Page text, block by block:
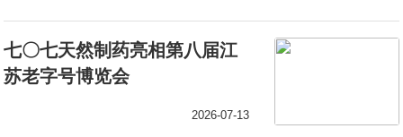
七〇七天然制药亮相第八届江
苏老字号博览会
2026-07-13